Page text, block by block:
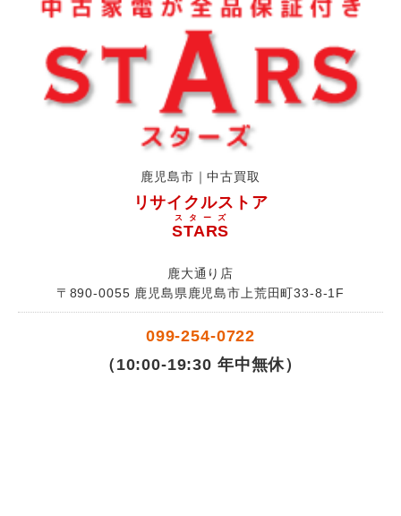
鹿児島市｜中古買取
リサイクルストア
STARS
スターズ
鹿大通り店
〒890-0055 鹿児島県鹿児島市上荒田町33-8-1F
099-254-0722
（10:00-19:30 年中無休）